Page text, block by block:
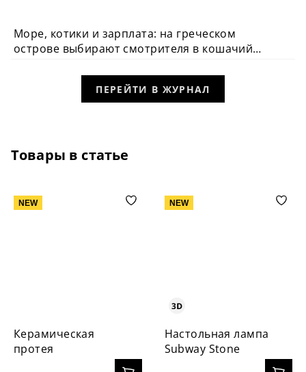
Море, котики и зарплата: на греческом
острове выбирают смотрителя в кошачий
ПЕРЕЙТИ В ЖУРНАЛ
Товары в статье
NEW
Керамическая
протея
NEW
Настольная лампа
Subway Stone